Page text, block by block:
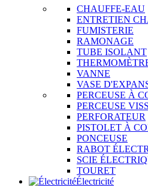
CHAUFFE-EAU
ENTRETIEN
FUMISTERIE
RAMONAGE
TUBE ISOLANT
VANNE
VASE
PERCEUSE À
PERCEUSE
PERFORATEUR
PISTOLET À
PONCEUSE
RABOT
SCIE
TOURET
Électricité